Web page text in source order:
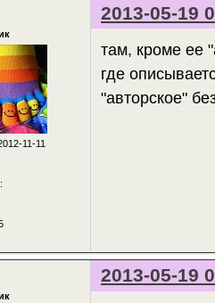
2013-05-19
11-11
там, кроме ее
где
"авторское"
2013-05-19